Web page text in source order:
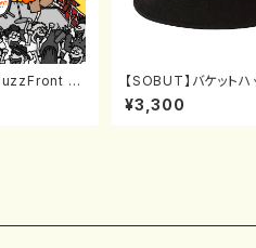
S
Hot！
【SOBUT】バケットハ
¥3,300